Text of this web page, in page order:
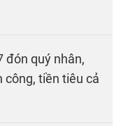
đón quý nhân,
công, tiền tiêu cả